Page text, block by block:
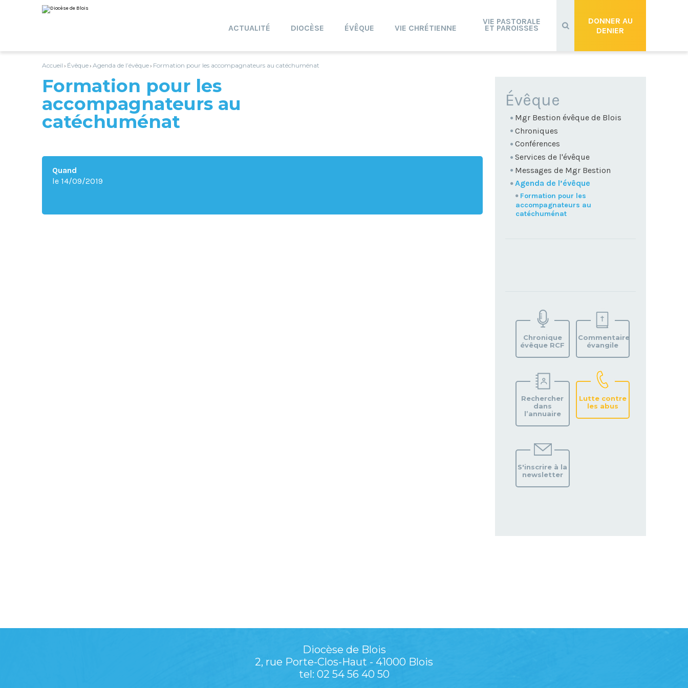
au
contenu.
personnels
DONNER AU
DENIER
ACTUALITÉ DIOCÈSE ÉVÊQUE VIE CHRÉTIENNE
VIE PASTORALE
ET PAROISSES
Accueil › Évêque› Agenda de l’évêque› Formation pour les accompagnateurs au catéchuménat
Formation pour les
accompagnateurs au
catéchuménat
Quand
le 14/09/2019
NAVIGATION
Évêque
Mgr Bestion évêque de Blois
Chroniques
Conférences
Services de l'évêque
Messages de Mgr Bestion
Agenda de l’évêque
Formation pour les
accompagnateurs au
catéchuménat
VOTRE
PAROISSE
Chronique
évêque RCF
Commentaire
évangile
Rechercher
dans
l’annuaire
Lutte contre
les abus
S'inscrire à la
newsletter
Diocèse de Blois
2, rue Porte-Clos-Haut - 41000 Blois
tel: 02 54 56 40 50